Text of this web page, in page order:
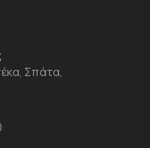
Σπάτα,